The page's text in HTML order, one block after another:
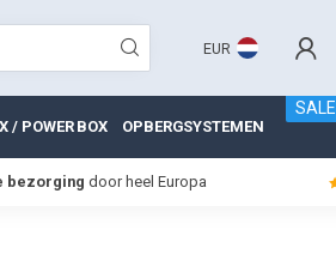
EUR
/ POWER BOX OPBERGSYSTEMEN
SALE
bezorging door heel Europa